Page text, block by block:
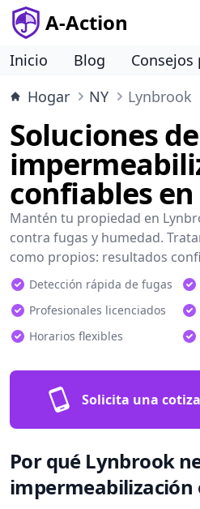
A-Action
Inicio Blog
Hogar
NY Lynbrook
Soluciones de
confiables
Mantén tu propiedad en
contra fugas y humedad.
como propios: resultados
Detección rápida de fugas
Profesionales licenciados
Horarios flexibles
Solicita una
Por qué Lynbrook
impermeabilización